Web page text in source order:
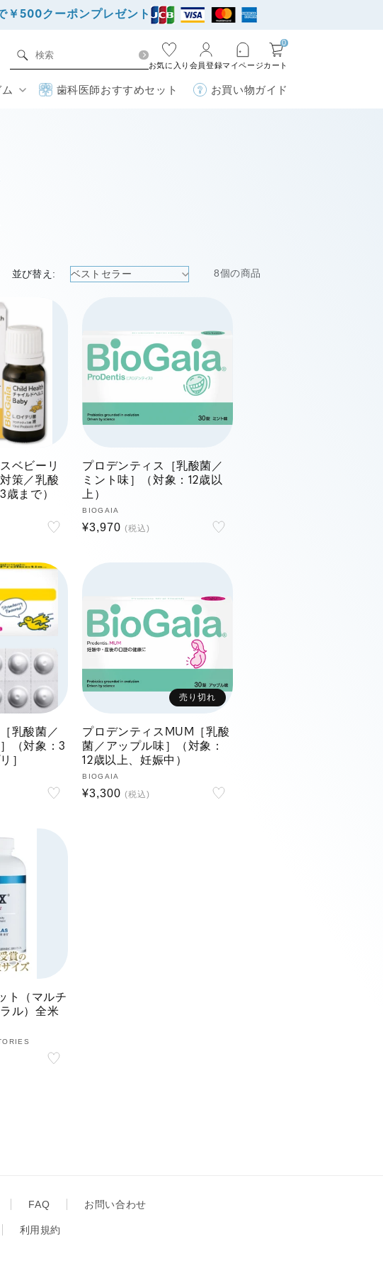
￥500クーポンプレゼント
歯科医師おすすめセット お買い物ガイド
お気に入り 会員登録マイページ
0
カート
並び替え: 8個の商品
ベビーリ
策／乳酸
歳まで）
プロデンティス［乳酸菌／
ミント味］（対象：12歳以
上）
販
売
BIOGAIA
通
¥3,970
乳酸菌／
（対象：3
］
売り切れ
プロデンティスMUM［乳酸
菌／アップル味］（対象：
12歳以上、妊娠中）
販
売
BIOGAIA
通
¥3,300
ト（マルチ
ル）全米
FAQ お問い合わせ
利用規約